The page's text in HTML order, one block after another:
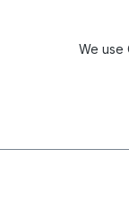
We use